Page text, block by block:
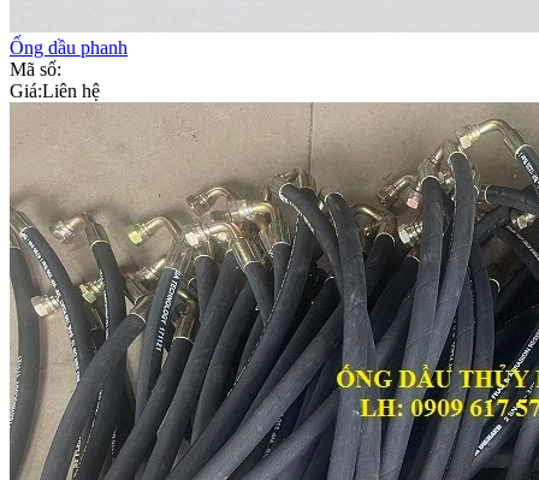
Ống dầu phanh
Mã số:
Giá:Liên hệ